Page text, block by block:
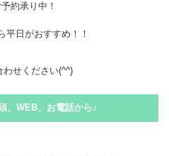
約承り中！
平日がおすすめ！！
わせください(^^)
、WEB、お電話から♪